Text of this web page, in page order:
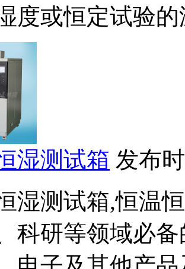
度或恒定试验
湿测试箱 发布
湿测试箱,恒温
科研等领域必